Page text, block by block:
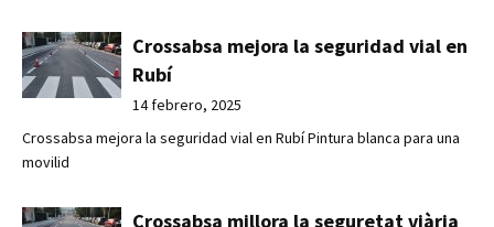
Crossabsa mejora la seguridad vial en
Rubí
14 febrero, 2025
Crossabsa mejora la seguridad vial en Rubí Pintura blanca para una
movilid
Crossabsa millora la seguretat viària